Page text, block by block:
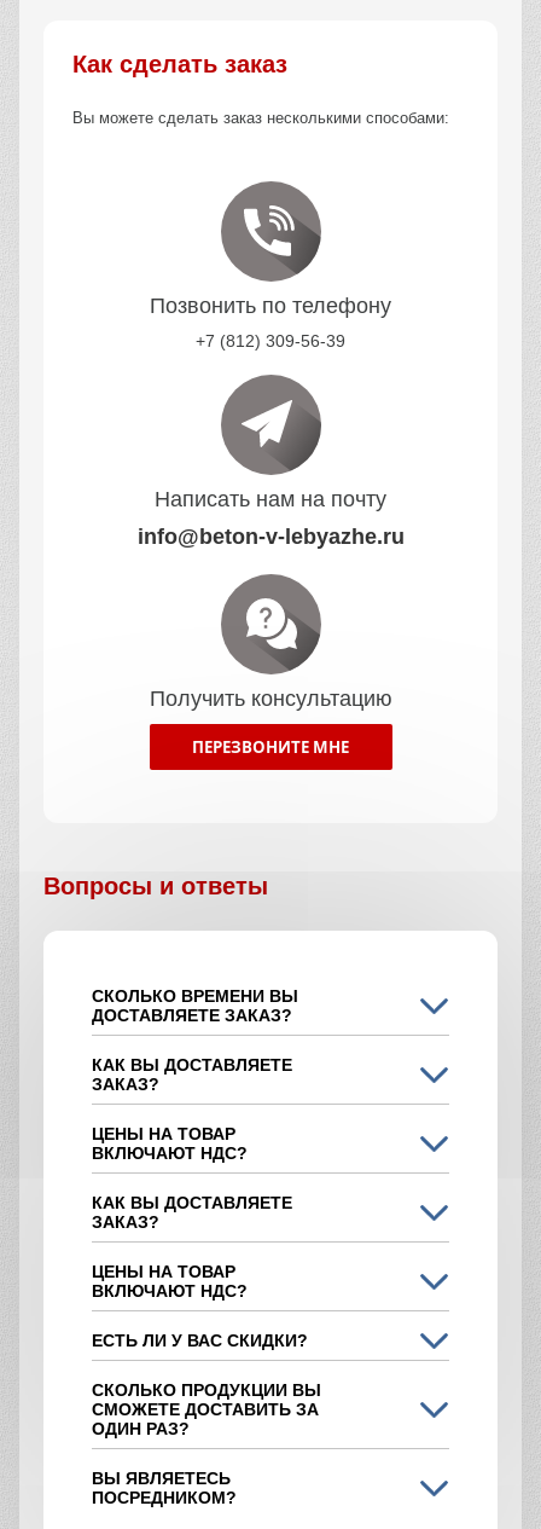
Как сделать заказ
Вы можете сделать заказ несколькими способами:
Позвонить по телефону
+7 (812) 309-56-39
Написать нам на почту
info@beton-v-lebyazhe.ru
Получить консультацию
ПЕРЕЗВОНИТЕ МНЕ
Вопросы и ответы
СКОЛЬКО ВРЕМЕНИ ВЫ
ДОСТАВЛЯЕТЕ ЗАКАЗ?
КАК ВЫ ДОСТАВЛЯЕТЕ
ЗАКАЗ?
ЦЕНЫ НА ТОВАР
ВКЛЮЧАЮТ НДС?
КАК ВЫ ДОСТАВЛЯЕТЕ
ЗАКАЗ?
ЦЕНЫ НА ТОВАР
ВКЛЮЧАЮТ НДС?
ЕСТЬ ЛИ У ВАС СКИДКИ?
СКОЛЬКО ПРОДУКЦИИ ВЫ
СМОЖЕТЕ ДОСТАВИТЬ ЗА
ОДИН РАЗ?
ВЫ ЯВЛЯЕТЕСЬ
ПОСРЕДНИКОМ?